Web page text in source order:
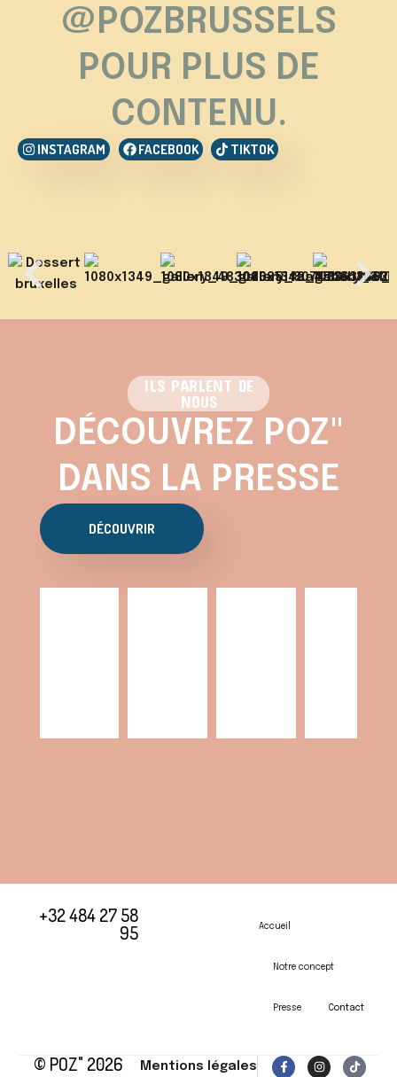
@POZBRUSSELS
POUR PLUS DE
CONTENU.
INSTAGRAM FACEBOOK TIKTOK
ILS PARLENT DE
NOUS
DÉCOUVREZ POZ"
DANS LA PRESSE
DÉCOUVRIR
Accueil
Notre concept
Presse Contact
+32 484 27 58
95
© POZ" 2026 Mentions légales
F
a
I
n
T
i